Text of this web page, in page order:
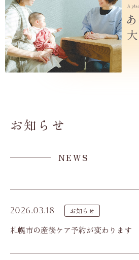
お知らせ
NEWS
2026.03.18 お知らせ
札幌市の産後ケア予約が変わります